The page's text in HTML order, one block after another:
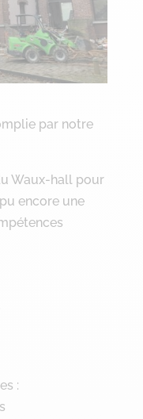
par notre
Waux-hall pour
encore une
: